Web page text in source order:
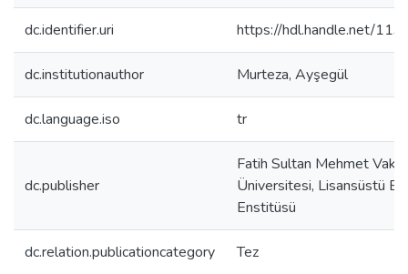
dc.identifier.uri https://hdl.handle.net/
dc.institutionauthor Murteza, Ayşegül
dc.language.iso tr
dc.publisher
Fatih Sultan Mehmet Vakıf
Üniversitesi, Lisansüstü
Enstitüsü
dc.relation.publicationcategory Tez